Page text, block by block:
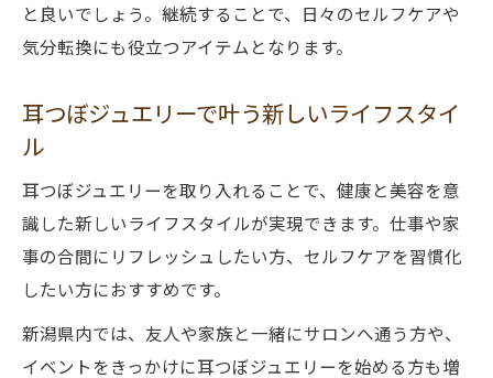
と良いでしょう。継続することで、日々のセルフケアや
気分転換にも役立つアイテムとなります。
耳つぼジュエリーで叶う新しいライフスタイ
ル
耳つぼジュエリーを取り入れることで、健康と美容を意
識した新しいライフスタイルが実現できます。仕事や家
事の合間にリフレッシュしたい方、セルフケアを習慣化
したい方におすすめです。
新潟県内では、友人や家族と一緒にサロンへ通う方や、
イベントをきっかけに耳つぼジュエリーを始める方も増